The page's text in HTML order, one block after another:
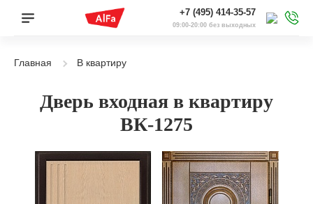
+7 (495) 414-35-57
09:00-20:00 без выходных
Главная В квартиру
Дверь входная в квартиру
ВК-1275